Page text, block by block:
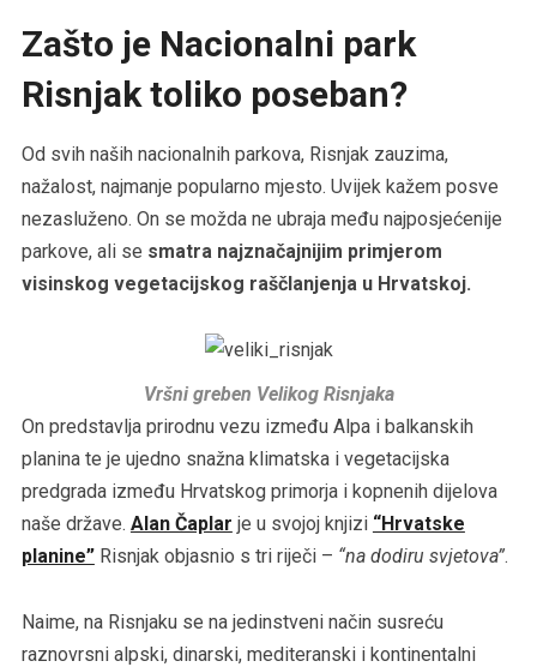
Zašto je Nacionalni park
Risnjak toliko poseban?
Od svih naših nacionalnih parkova, Risnjak zauzima,
nažalost, najmanje popularno mjesto. Uvijek kažem posve
nezasluženo. On se možda ne ubraja među najposjećenije
parkove, ali se smatra najznačajnijim primjerom
visinskog vegetacijskog raščlanjenja u Hrvatskoj.
Vršni greben Velikog Risnjaka
On predstavlja prirodnu vezu između Alpa i balkanskih
planina te je ujedno snažna klimatska i vegetacijska
predgrada između Hrvatskog primorja i kopnenih dijelova
naše države. Alan Čaplar je u svojoj knjizi “Hrvatske
planine”Risnjak objasnio s tri riječi – “na dodiru svjetova”.
Naime, na Risnjaku se na jedinstveni način susreću
raznovrsni alpski, dinarski, mediteranski i kontinentalni